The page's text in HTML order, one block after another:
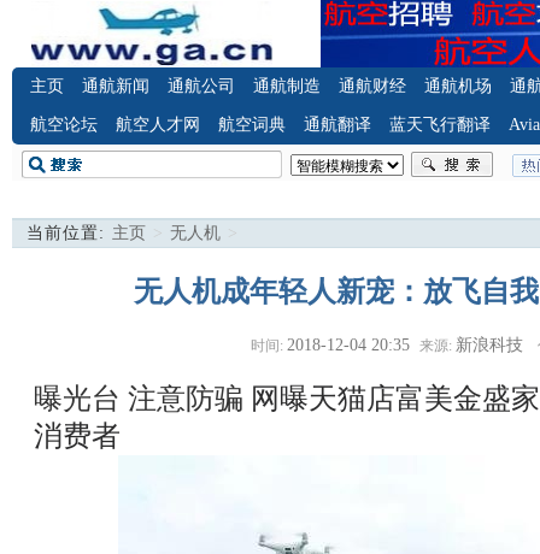
主页 通航新闻 通航公司 通航制造 通航财经 通航机场 通
航空论坛 航空人才网 航空词典 通航翻译 蓝天飞行翻译
当前位置: 主页 > 无人机 >
无人机成年轻人新宠：放飞自
时间: 2018-12-04 20:35 来源: 新浪科技
曝光台 注意防骗 网曝天猫店富美金盛
消费者